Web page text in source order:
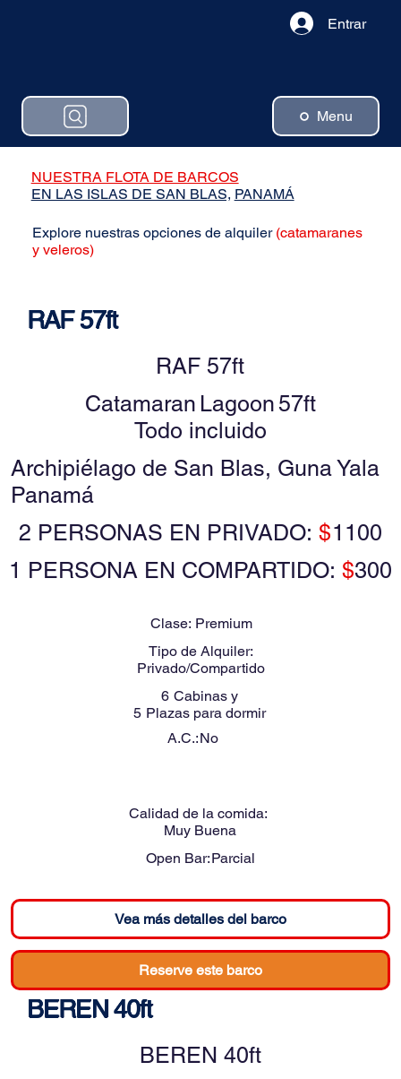
Menu
Entrar
NUESTRA FLOTA DE BARCOS
EN LAS ISLAS DE SAN BLAS, PANAMÁ
Explore nuestras opciones de alquiler(catamaranes
y veleros)
RAF 57ft
RAF 57ft
Catamaran Lagoon57ft
Todo incluido
Archipiélago de San Blas, Guna Yala
Panamá
2 PERSONAS EN PRIVADO:$1100
1 PERSONA EN COMPARTIDO: $300
Clase: Premium
Tipo de Alquiler:
Privado/Compartido
6 Cabinas y
5 Plazas para dormir
A.C.:No
Calidad de la comida:
Muy Buena
Open Bar:Parcial
Vea más detalles del barco
Reserve este barco
BEREN 40ft
BEREN 40ft